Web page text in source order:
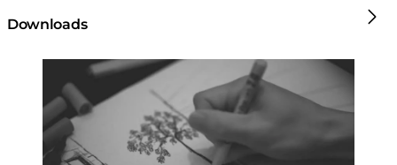
Downloads
Loading image...